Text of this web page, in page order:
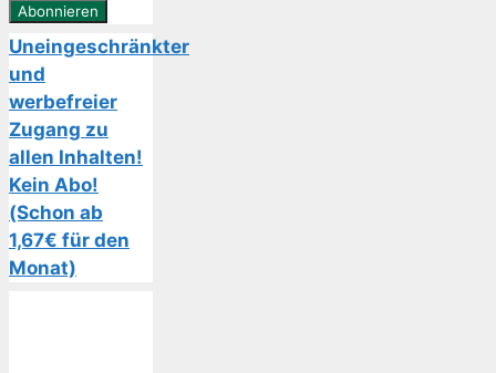
Uneingeschränkter
und
werbefreier
Zugang zu
allen Inhalten!
Kein Abo!
(Schon ab
1,67€ für den
Monat)